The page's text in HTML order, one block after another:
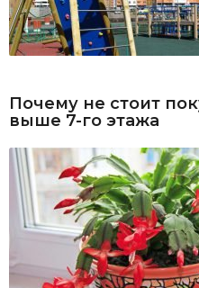
Почему не стоит
выше 7-го этажа